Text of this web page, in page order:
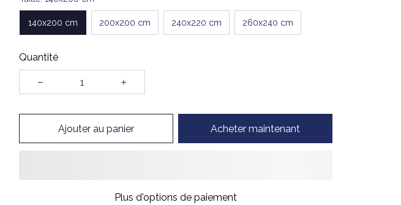
140x200 cm 200x200 cm 240x220 cm 260x240 cm
Quantité
Ajouter au panier Acheter maintenant
Plus d'options de paiement